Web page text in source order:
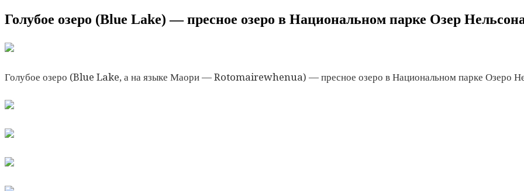
Голубое озеро (Blue Lake) — пресное озеро в Национальном парке Озер
Голубое озеро (Blue Lake, а на языке Маори — Rotomairewhenua) — пресное озеро в Национальном парке Озеро